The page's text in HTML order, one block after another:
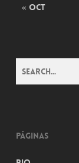
« Oct
Páginas